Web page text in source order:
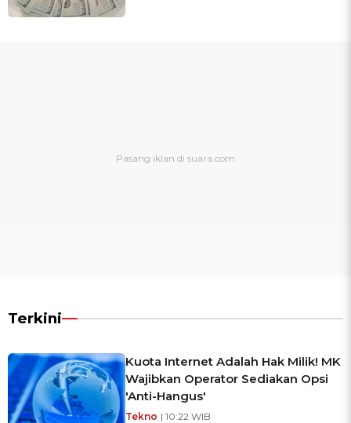
Terkini
Kuota Internet Adalah Hak Milik! MK
Wajibkan Operator Sediakan Opsi
'Anti-Hangus'
Tekno | 10:22 WIB